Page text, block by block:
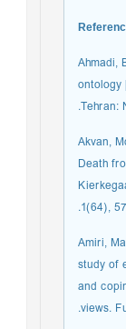
Tehran:
Akvan,
Death
1(64),
Amiri,
study
and
views.